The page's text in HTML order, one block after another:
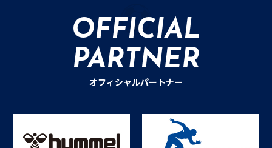
OFFICIAL
PARTNER
オフィシャルパートナー